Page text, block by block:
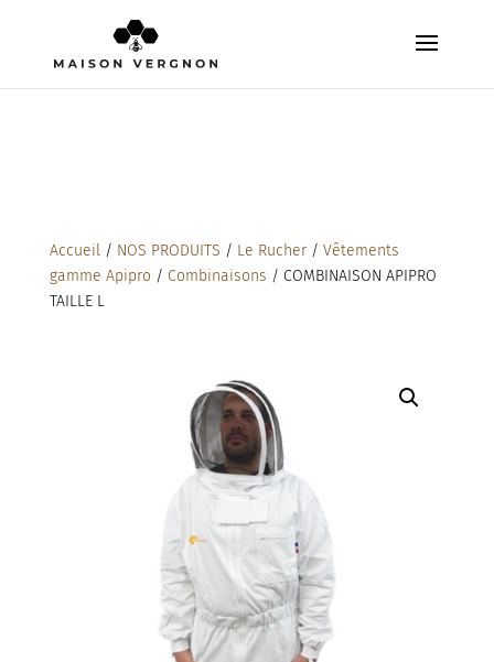
Accueil/ NOS PRODUITS / Le Rucher/ Vêtements
gamme Apipro / Combinaisons / COMBINAISON APIPRO
TAILLE L